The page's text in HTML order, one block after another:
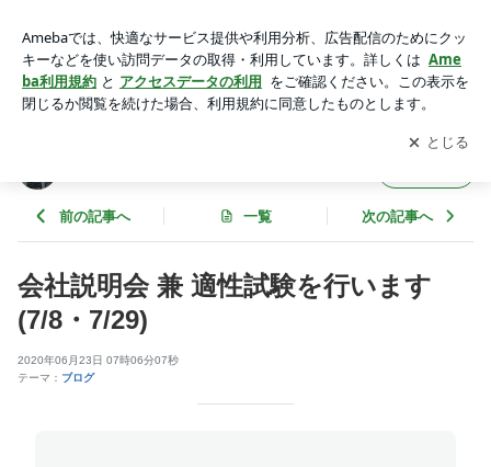
アプリをダウンロードして ブログの更新通知
を受け取りまし
ょう。
開く
前の記事へ 一覧 次の記事へ
会社説明会 兼 適性試験を行います
(7/8・7/29)
2020年06月23日 07時06分07秒
テーマ： ブログ